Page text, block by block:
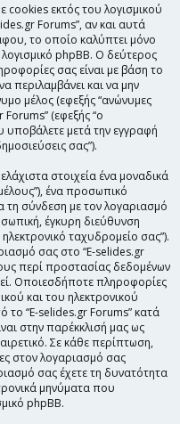
cookies εκτός του λογισμικού
Forums”, αν και αυτά
το οποίο καλύπτει μόνο
phpBB. Ο δεύτερος
σας είναι με βάση το
περιλαμβάνει και να μην
μέλος (εφεξής “ανώνυμες
Forums” (εφεξής “ο
υποβάλετε μετά την εγγραφή
σας”).
στοιχεία ένα μοναδικά
ένα προσωπικό
τη σύνδεση με τον λογαριασμό
έγκυρη διεύθυνση
ταχυδρομείο σας”).
σας στο “E-selides.gr
περί προστασίας δεδομένων
Οποιεσδήποτε πληροφορίες
και του ηλεκτρονικού
“E-selides.gr Forums” κατά
στην παρέκκλισή μας ως
Σε κάθε περίπτωση,
στον λογαριασμό σας
σας έχετε τη δυνατότητα
μηνύματα που
phpBB.